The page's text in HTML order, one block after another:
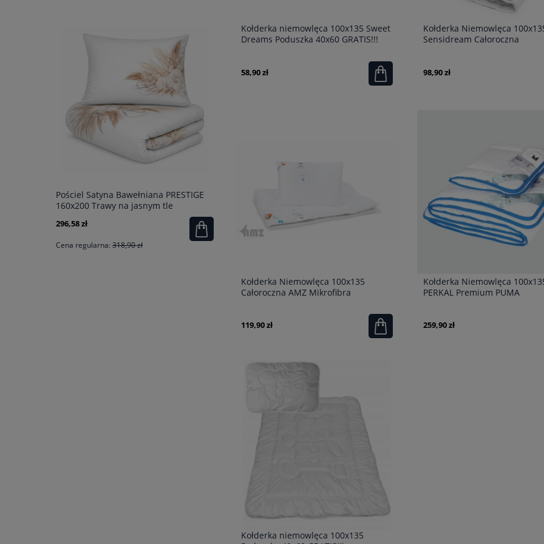
Pościel Satyna Bawełniana PRESTIGE
160x200 Trawy na jasnym tle
296,58 zł
Cena regularna: 318,90 zł
230,31 zł
Koc 200x220 NINA srebrny
Kołderka niemowlęca 100x135 Sweet
Dreams Poduszka 40x60 GRATIS!!!
58,90 zł
Kołderka Niemowlęca
Sensidream Całoroczna
98,90 zł
Kołderka Niemowlęca 100x135
Całoroczna AMZ Mikrofibra
119,90 zł
Kołderka Niemowlęca
PERKAL Premium PUMA
259,90 zł
Kołderka niemowlęca 100x135